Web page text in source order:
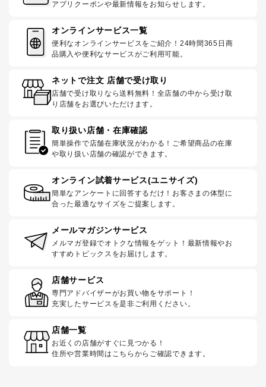
アプリクーポンや最新情報をお知らせします。
オンラインサービス一覧
便利なオンラインサービスをご紹介！24時間365日商
品購入や便利なサービスがご利用可能。
ネットで注文 店舗で受け取り
店舗で受け取りなら送料無料！全店舗の中から受け取
り店舗をお選びいただけます。
取り扱い店舗・在庫確認
簡単操作で店舗在庫状況がわかる！ご希望商品の在庫
や取り扱い店舗の確認ができます。
オンライン試着サービス(ユニサイズ)
簡単なアンケートに回答するだけ！お客さまの体型に
合った最適なサイズをご提案します。
メールマガジンサービス
メルマガ登録でオトクな情報をゲット！最新情報やお
すすめトピックスをお届けします。
店舗サービス
専門アドバイザーがお買い物をサポート！
充実したサービスを是非ご利用ください。
店舗一覧
お近くの店舗がすぐに見つかる！
住所や営業時間はこちらからご確認できます。